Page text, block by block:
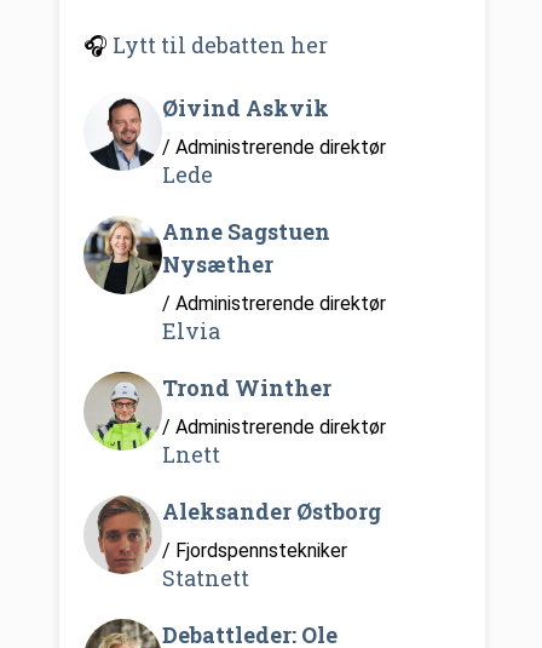
🎧 Lytt til debatten her
Øivind Askvik
/ Administrerende direktør
Lede
Anne Sagstuen
Nysæther
/ Administrerende direktør
Elvia
Trond Winther
/ Administrerende direktør
Lnett
Aleksander Østborg
/ Fjordspennstekniker
Statnett
Debattleder: Ole